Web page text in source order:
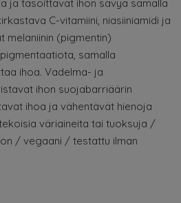
ja tasoittavat ihon sävyä samalla
C-vitamiini, niasiiniamidi ja
melaniinin (pigmentin)
samalla
ihoa. Vadelma- ja
ihon suojabarriäärin
ihoa ja vähentävät hienoja
väriaineita tai tuoksuja /
/ vegaani / testattu ilman